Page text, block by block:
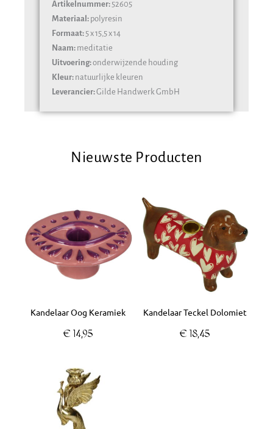
Artikelnummer: 52605
Materiaal: polyresin
Formaat: 5 x 15,5 x 14
Naam: meditatie
Uitvoering:onderwijzende houding
Kleur: natuurlijke kleuren
Leverancier:Gilde Handwerk GmbH
Nieuwste Producten
Kandelaar Oog Keramiek
€ 14,95
Kandelaar Teckel Dolomiet
€ 18,45